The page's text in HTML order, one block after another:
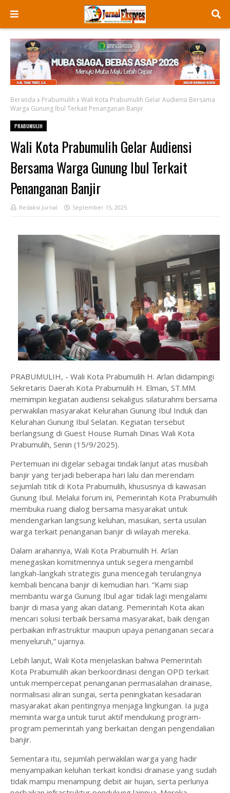
Beranda Prabumulih
Wali Kota Prabumulih Gelar Audiensi Bersama
Warga Gunung Ibul Terkait Penanganan Banjir
PRABUMULIH
Wali Kota Prabumulih Gelar Audiensi
Bersama Warga Gunung Ibul Terkait
Penanganan Banjir
Redaksi Jurnal September 15, 2025
PRABUMULIH, - Wali Kota Prabumulih H. Arlan didampingi
Sekretaris Daerah Kota Prabumulih H. Elman, ST.MM.
memimpin kegiatan audiensi sekaligus silaturahmi bersama
perwakilan masyarakat Kelurahan Gunung Ibul Induk dan
Kelurahan Gunung Ibul Selatan. Kegiatan tersebut
berlangsung di Guest House Rumah Dinas Wali Kota
Prabumulih, Senin (15/9/2025).
Pertemuan ini digelar sebagai tindak lanjut atas musibah
banjir yang terjadi beberapa hari lalu dan merendam
sejumlah titik di Kota Prabumulih, khususnya di kawasan
Gunung Ibul. Melalui forum ini, Pemerintah Kota Prabumulih
membuka ruang dialog bersama masyarakat untuk
mendengarkan langsung keluhan, masukan, serta usulan
warga terkait penanganan banjir di wilayah mereka.
Dalam arahannya, Wali Kota Prabumulih H. Arlan
menegaskan komitmennya untuk segera mengambil
langkah-langkah strategis guna mencegah terulangnya
kembali bencana banjir di kemudian hari. “Kami siap
membantu warga Gunung Ibul agar tidak lagi mengalami
banjir di masa yang akan datang. Pemerintah Kota akan
mencari solusi terbaik bersama masyarakat, baik dengan
perbaikan infrastruktur maupun upaya penanganan secara
menyeluruh,” ujarnya.
Lebih lanjut, Wali Kota menjelaskan bahwa Pemerintah
Kota Prabumulih akan berkoordinasi dengan OPD terkait
untuk mempercepat penanganan permasalahan drainase,
normalisasi aliran sungai, serta peningkatan kesadaran
masyarakat akan pentingnya menjaga lingkungan. Ia juga
meminta warga untuk turut aktif mendukung program-
program pemerintah yang berkaitan dengan pengendalian
banjir.
Sementara itu, sejumlah perwakilan warga yang hadir
menyampaikan keluhan terkait kondisi drainase yang sudah
tidak mampu menampung debit air hujan, serta perlunya